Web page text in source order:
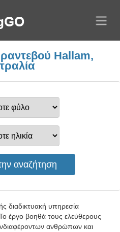
Hallam,
διαδικτυακή υπηρεσία
έργο βοηθά τους ελεύθερους
ανθρώπων και